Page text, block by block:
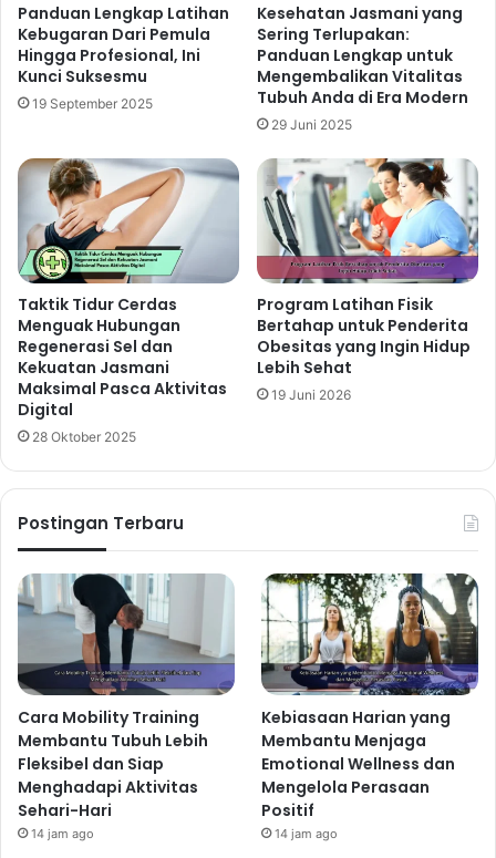
Panduan Lengkap Latihan
Kebugaran Dari Pemula
Hingga Profesional, Ini
Kunci Suksesmu
19 September 2025
Kesehatan Jasmani yang
Sering Terlupakan:
Panduan Lengkap untuk
Mengembalikan Vitalitas
Tubuh Anda di Era Modern
29 Juni 2025
Taktik Tidur Cerdas
Menguak Hubungan
Regenerasi Sel dan
Kekuatan Jasmani
Maksimal Pasca Aktivitas
Digital
28 Oktober 2025
Program Latihan Fisik
Bertahap untuk Penderita
Obesitas yang Ingin Hidup
Lebih Sehat
19 Juni 2026
Postingan Terbaru
Cara Mobility Training
Membantu Tubuh Lebih
Fleksibel dan Siap
Menghadapi Aktivitas
Sehari-Hari
14 jam ago
Kebiasaan Harian yang
Membantu Menjaga
Emotional Wellness dan
Mengelola Perasaan
Positif
14 jam ago